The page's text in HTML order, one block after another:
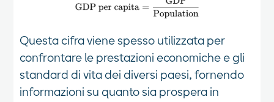
Questa cifra viene spesso utilizzata per
confrontare le prestazioni economiche e gli
standard di vita dei diversi paesi, fornendo
informazioni su quanto sia prospera in